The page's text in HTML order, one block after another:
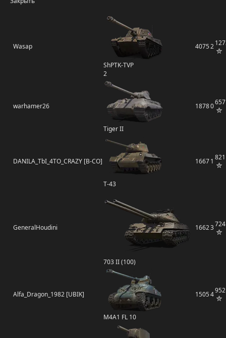
Wasap
ShPTK-TVP
2
40752
warhamer26
Tiger II
18780657
DANILA_TbI_4TO_CRAZY [B-CO]
Т-43
16671 821
GeneralHoudini
703 II (100)
16623724
Alfa_Dragon_1982 [UBIK]
M4A1 FL 10
15054952